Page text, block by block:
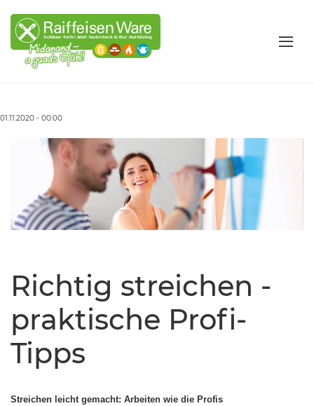
01.11.2020 - 00:00
Richtig streichen -
praktische Profi-
Tipps
Streichen leicht gemacht: Arbeiten wie die Profis